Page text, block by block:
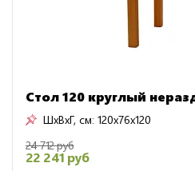
Стол 120 круглый
ШxВxГ, см: 120x76x120
24 712 руб
22 241 руб